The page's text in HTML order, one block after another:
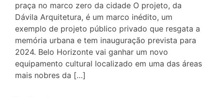
praça no marco zero da cidade O projeto, da
Dávila Arquitetura, é um marco inédito, um
exemplo de projeto público privado que resgata a
memória urbana e tem inauguração prevista para
2024. Belo Horizonte vai ganhar um novo
equipamento cultural localizado em uma das áreas
mais nobres da […]